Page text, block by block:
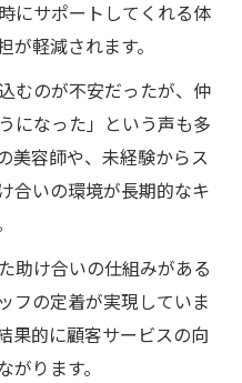
にサポートしてくれる体
軽減されます。
むのが不安だったが、仲
になった」という声も多
美容師や、未経験からス
合いの環境が長期的なキ
助け合いの仕組みがある
フの定着が実現していま
果的に顧客サービスの向
ります。